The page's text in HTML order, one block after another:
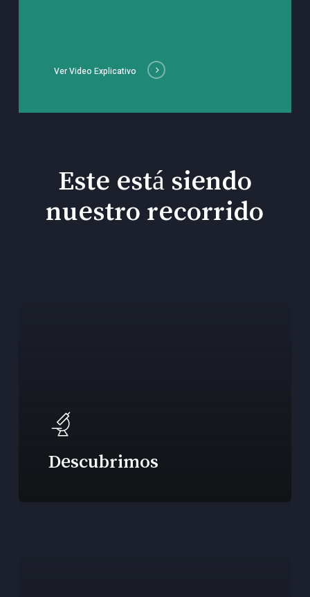
Ver Video Explicativo
Este está siendo
nuestro recorrido
Descubrimos